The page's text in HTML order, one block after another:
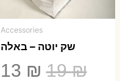
Accessories
שק יוטה – באלה
19₪
המחיר
13 ₪